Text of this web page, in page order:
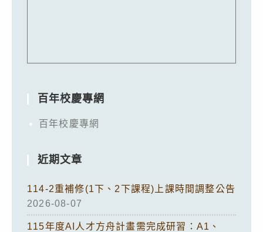
百年校慶專網
百年校慶專網
近期文章
114-2重補修(1下、2下課程)上課時間調整公告
2026-08-07
115年度AI人才方舟計畫需完成研習：A1、